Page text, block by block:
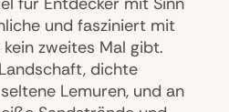
und fasziniert mit
zweites Mal gibt.
dichte
Lemuren, und an